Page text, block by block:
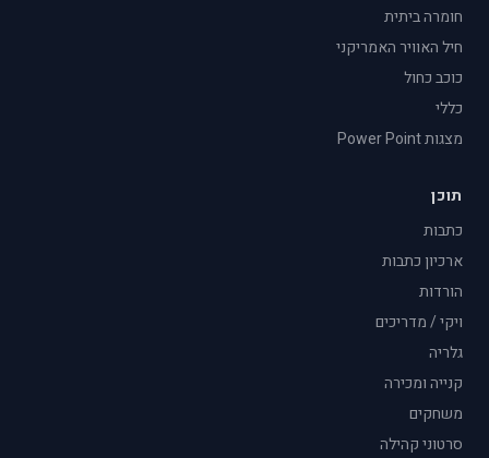
חומרה ביתית
חיל האוויר האמריקני
כוכב כחול
כללי
מצגות Power Point
תוכן
כתבות
ארכיון כתבות
הורדות
ויקי / מדריכים
גלריה
קנייה ומכירה
משחקים
סרטוני קהילה